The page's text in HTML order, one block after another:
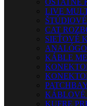
OSTATNÉ
LIVE
CAT
SIEŤOVÉ
KÁBLE
KÁBLOVÉ
KUFRE